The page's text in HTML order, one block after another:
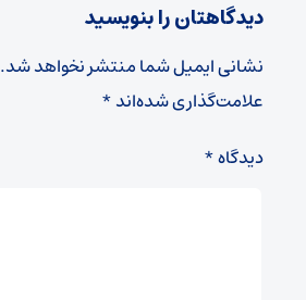
دیدگاهتان را بنویسید
نشانی ایمیل شما منتشر نخواهد شد.
علامت‌گذاری شده‌اند*
دیدگاه*